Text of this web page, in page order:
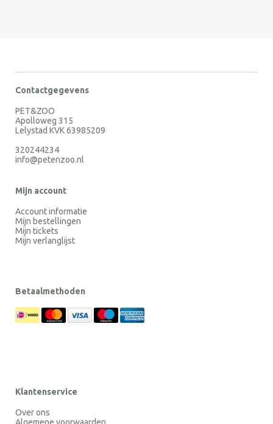
Contactgegevens
PET&ZOO
Apolloweg 315
Lelystad KVK 63985209
320244234
info@petenzoo.nl
Mijn account
Account informatie
Mijn bestellingen
Mijn tickets
Mijn verlanglijst
Betaalmethoden
Klantenservice
Over ons